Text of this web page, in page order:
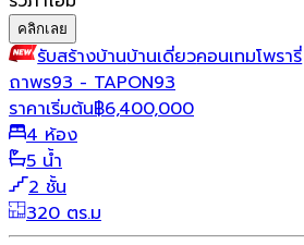
คลิกเลย
รับสร้างบ้านบ้านเดี่ยวคอนเทมโพรารี่
ถาพร93 - TAPON93
ราคาเริ่มต้น฿6,400,000
4 ห้อง
5 น้ำ
2 ชั้น
320 ตร.ม